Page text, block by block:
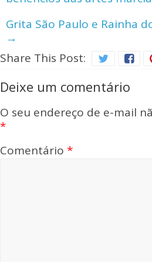
p
p
o
k
n
k
Grita São Paulo e Rainha
→
Share This Post:
Deixe um comentário
O seu endereço de e-mail
*
Comentário *